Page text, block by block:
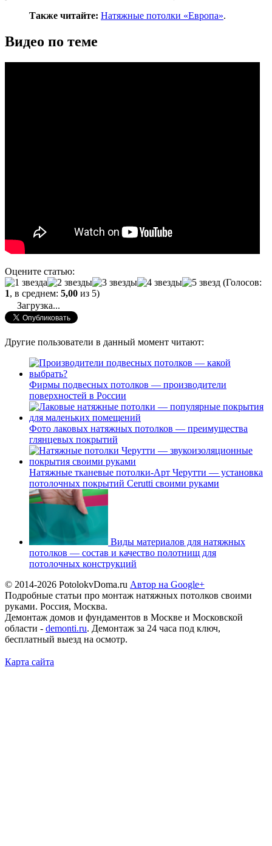
Также читайте: Натяжные потолки «Европа».
Видео по теме
Оцените статью:
(Голосов:
1, в среднем: 5,00 из 5)
Загрузка...
Другие пользователи в данный момент читают:
Фирмы подвесных потолков — производители
поверхностей в России
Фото лаковых натяжных потолков — преимущества
глянцевых покрытий
Натяжные тканевые потолки-Арт Черутти — установка
потолочных покрытий Cerutti своими руками
Виды материалов для натяжных
потолков — состав и качество полотнищ для
потолочных конструкций
© 2014-2026 PotolokvDoma.ru Автор на Google+
Подробные статьи про монтаж натяжных потолков своими
руками. Россия, Москва.
Демонтаж домов и фундаментов в Москве и Московской
области - demonti.ru. Демонтаж за 24 часа под ключ,
бесплатный выезд на осмотр.
Карта сайта